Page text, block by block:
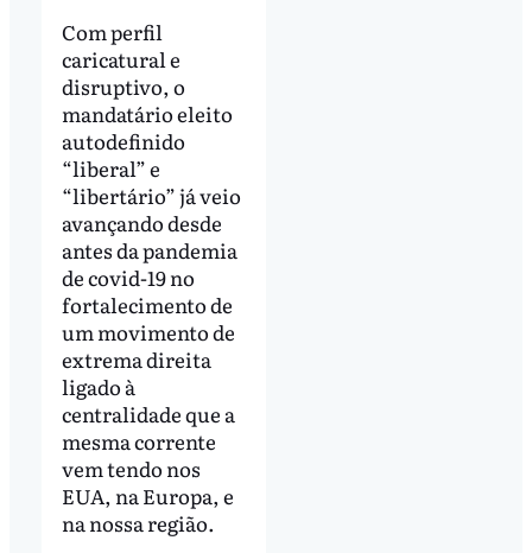
Com perfil
caricatural e
disruptivo, o
mandatário eleito
autodefinido
“liberal” e
“libertário” já veio
avançando desde
antes da pandemia
de covid-19 no
fortalecimento de
um movimento de
extrema direita
ligado à
centralidade que a
mesma corrente
vem tendo nos
EUA, na Europa, e
na nossa região.